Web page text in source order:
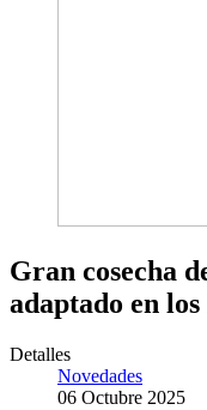
Gran cosecha
adaptado en
Detalles
Novedades
06 Octubre 2025